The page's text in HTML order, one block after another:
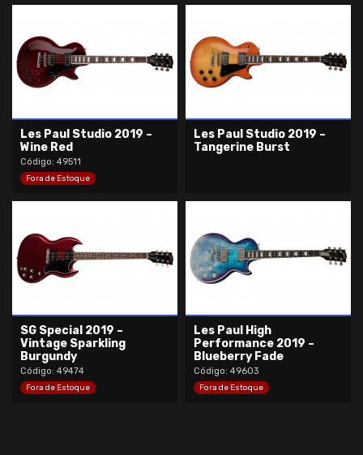
Les Paul Studio 2019 –
Wine Red
Código: 49511
Fora de Estoque
Les Paul Studio 2019 –
Tangerine Burst
SG Special 2019 –
Vintage Sparkling
Burgundy
Código: 49474
Fora de Estoque
Les Paul High
Performance 2019 –
Blueberry Fade
Código: 49603
Fora de Estoque